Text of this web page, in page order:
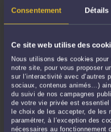
Consentement Détails
Ce site web utilise des
Nous utilisons des cookies
notre site, pour vous proposer
sur l’interactivité avec d’autres
sociaux, contenus animés…)
du suivi de nos campagnes
de votre vie privée est
le choix de les accepter, de les
paramétrer, à l’exception des
nécessaires au fonctionnement
COMMENT TRAVAILLER 78
SUPP ET EN TOUTE LÉGALITÉ ?
ParJean-Luc BRAUNSCHWEIG-KLEIN